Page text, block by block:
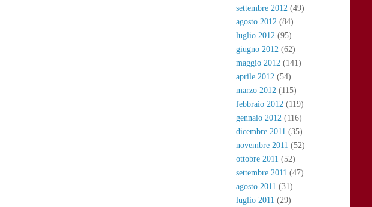
settembre 2012 (49)
agosto 2012 (84)
luglio 2012 (95)
giugno 2012 (62)
maggio 2012 (141)
aprile 2012 (54)
marzo 2012 (115)
febbraio 2012 (119)
gennaio 2012 (116)
dicembre 2011 (35)
novembre 2011 (52)
ottobre 2011 (52)
settembre 2011 (47)
agosto 2011 (31)
luglio 2011 (29)